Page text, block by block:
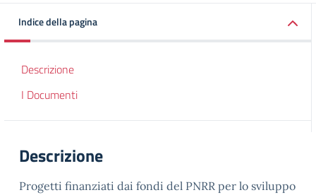
Indice della pagina
Descrizione
I Documenti
Descrizione
Progetti finanziati dai fondi del PNRR per lo sviluppo